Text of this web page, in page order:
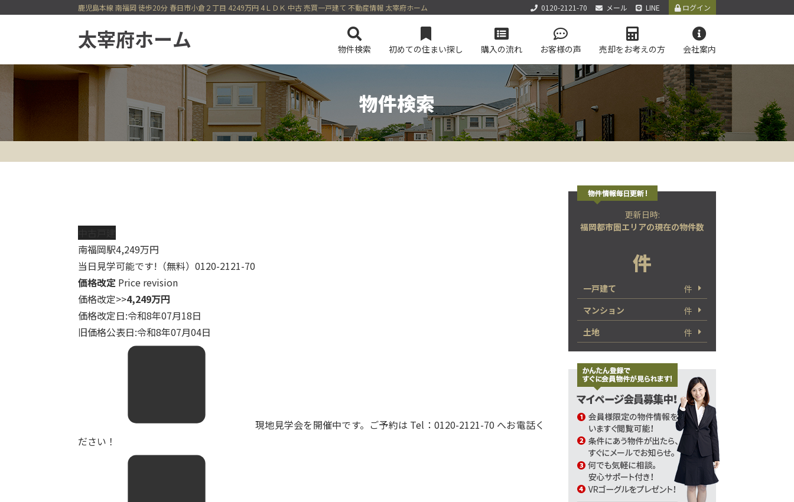
鹿児島本線 南福岡 徒歩20分 春日市小倉２丁目 4249万円 4ＬＤＫ 中古 売買一戸建て 不動産情報 太宰府ホーム 0120-2121-70 メール LINE ログイン
物件検索 初めての住まい探し 購入の流れ お客様の声 売却をお考えの方 会社案内
アクセス
お知らせ
お問い合わせ
サイトマップ
個人情報保護方針
物件検索
南福岡駅4,249万円
当日見学可能です!（無料）0120-2121-70
価格改定 Price revision
価格改定>>4,249万円
価格改定日:令和8年07月18日
旧価格公表日:令和8年07月04日
現地見学会を開催中です。ご予約は Tel：0120-2121-70 へお電話く
ださい！
更新日時:
福岡都市圏エリアの現在の物件数
件
一戸建て
件
マンション
件
土地
件